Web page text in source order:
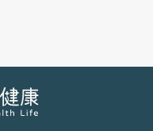
即便救治成功，仍可能留下
少數甚至會影響其他器官功